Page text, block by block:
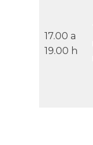
17.00 a
19.00 h